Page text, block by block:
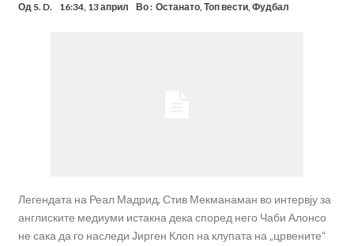
Од S. D. 16:34, 13 април Во : Останато,Топ вести,Фудбал
Легендата на Реал Мадрид, Стив Мекманаман во интервју за
англиските медиуми истакна дека според него Чаби Алонсо
не сака да го наследи Јирген Клоп на клупата на „црвените“